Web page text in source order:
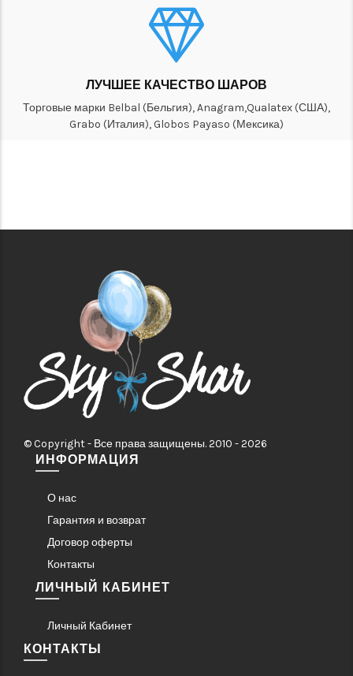
ЛУЧШЕЕ КАЧЕСТВО ШАРОВ
Торговые марки Belbal (Бельгия), Anagram,Qualatex (США),
Grabo (Италия), Globos Payaso (Мексика)
© Copyright - Все права защищены. 2010 - 2026
ИНФОРМАЦИЯ
О нас
Гарантия и возврат
Договор оферты
Контакты
ЛИЧНЫЙ КАБИНЕТ
Личный Кабинет
КОНТАКТЫ